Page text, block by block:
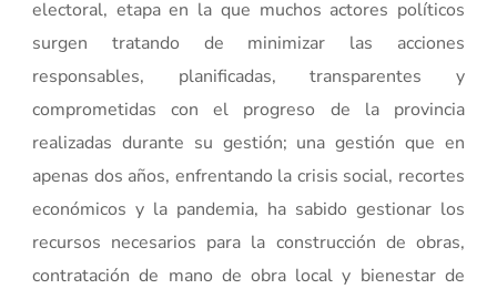
electoral, etapa en la que muchos actores políticos
surgen tratando de minimizar las acciones
responsables, planificadas, transparentes y
comprometidas con el progreso de la provincia
realizadas durante su gestión; una gestión que en
apenas dos años, enfrentando la crisis social, recortes
económicos y la pandemia, ha sabido gestionar los
recursos necesarios para la construcción de obras,
contratación de mano de obra local y bienestar de